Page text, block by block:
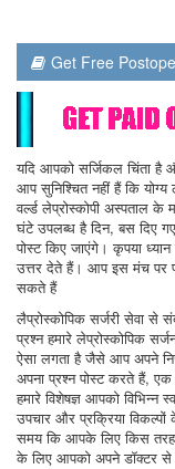
Get Free
यदि आपको सर्जिकल चिंता है
आप सुनिश्चित नहीं हैं कि
वर्ल्ड लेप्रोस्कोपी अस्पताल के
घंटे उपलब्ध है दिन, बस दिए
पोस्ट किए जाएंगे। कृपया
उत्तर देते हैं। आप इस मंच पर
सकते हैं
लैप्रोस्कोपिक सर्जरी सेवा
प्रश्न हमारे लेप्रोस्कोपिक
ऐसा लगता है जैसे आप अपने
अपना प्रश्न पोस्ट करते हैं,
हमारे विशेषज्ञ आपको
उपचार और प्रक्रिया
समय कि आपके लिए किस तरह
के लिए आपको अपने डॉक्टर से